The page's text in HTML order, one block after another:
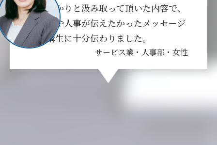
をしっかりと汲み取って頂いた内容で、
経営者や人事が伝えたかったメッセージ
が受講生に十分伝わりました。
サービス業・人事部・女性